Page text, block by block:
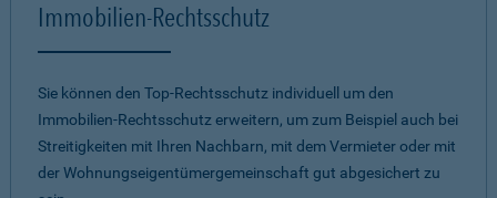
Immobilien-Rechtsschutz
Sie können den Top-Rechtsschutz individuell um den
Immobilien-Rechtsschutz erweitern, um zum Beispiel auch bei
Streitigkeiten mit Ihren Nachbarn, mit dem Vermieter oder mit
der Wohnungseigentümergemeinschaft gut abgesichert zu